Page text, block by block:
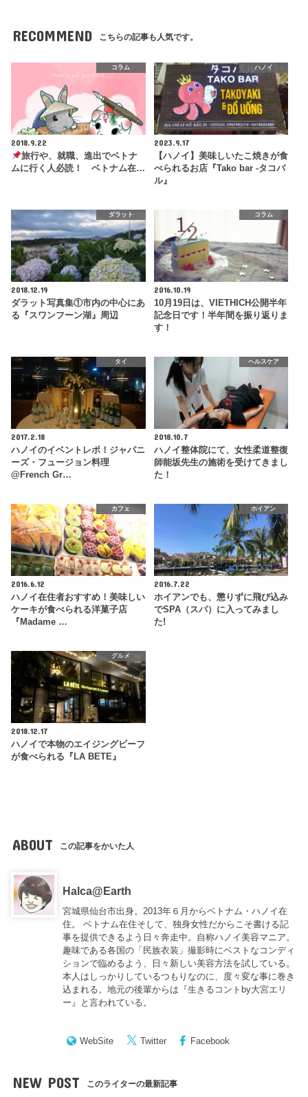
RECOMMEND こちらの記事も人気です。
コラム
2018.9.22
旅行や、就職、進出でベトナ
ムに行く人必読！ ベトナム在…
ハノイ
2023.9.17
【ハノイ】美味しいたこ焼きが食
べられるお店『Tako bar -タコバ
ル』
ダラット
2018.12.19
ダラット写真集①市内の中心にあ
る『スワンフーン湖』周辺
コラム
2016.10.19
10月19日は、VIETHICH公開半年
記念日です！半年間を振り返りま
す！
タイ
2017.2.18
ハノイのイベントレポ！ジャパニ
ーズ・フュージョン料理
@French Gr…
ヘルスケア
2018.10.7
ハノイ整体院にて、女性柔道整復
師能坂先生の施術を受けてきまし
た！
カフェ
2016.6.12
ハノイ在住者おすすめ！美味しい
ケーキが食べられる洋菓子店
『Madame …
ホイアン
2016.7.22
ホイアンでも、懲りずに飛び込み
でSPA（スパ）に入ってみまし
た!
グルメ
2018.12.17
ハノイで本物のエイジングビーフ
が食べられる『LA BETE』
ABOUT この記事をかいた人
Halca@Earth
宮城県仙台市出身。2013年６月からベトナム・ハノイ在
住。 ベトナム在住そして、独身女性だからこそ書ける記
事を提供できるよう日々奔走中。自称ハノイ美容マニア。
趣味である各国の「民族衣装」撮影時にベストなコンディ
ションで臨めるよう、日々新しい美容方法を試している。
本人はしっかりしているつもりなのに、度々変な事に巻き
込まれる。地元の後輩からは『生きるコントby大宮エリ
ー 』と言われている。
WebSite Twitter Facebook
NEW POST このライターの最新記事